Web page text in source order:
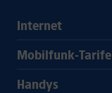
Internet
Mobilfunk-Tarife
Handys